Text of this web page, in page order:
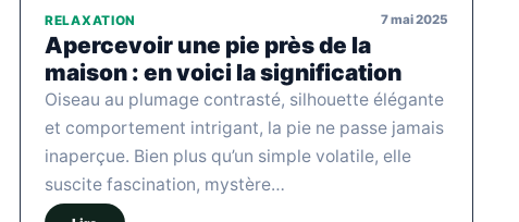
RELAXATION 7 mai 2025
Apercevoir une pie près de la
maison : en voici la signification
Oiseau au plumage contrasté, silhouette élégante
et comportement intrigant, la pie ne passe jamais
inaperçue. Bien plus qu’un simple volatile, elle
suscite fascination, mystère…